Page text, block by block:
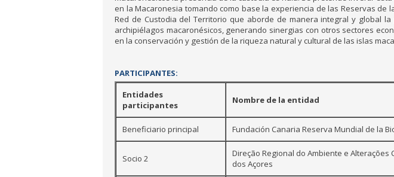
en la Macaronesia tomando como base la experiencia de las Reservas
Red de Custodia del Territorio que aborde de manera integral y global
archipiélagos macaronésicos, generando sinergias con otros sectores
en la conservación y gestión de la riqueza natural y cultural de las islas
PARTICIPANTES:
Entidades
participantes
Nombre de la entidad
Beneficiario principal Fundación Canaria Reserva Mundial de la
Socio 2
Direção Regional do Ambiente e Alterações
dos Açores